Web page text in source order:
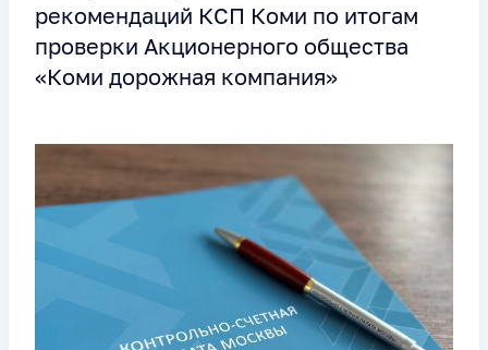
рекомендаций КСП Коми по итогам
проверки Акционерного общества
«Коми дорожная компания»